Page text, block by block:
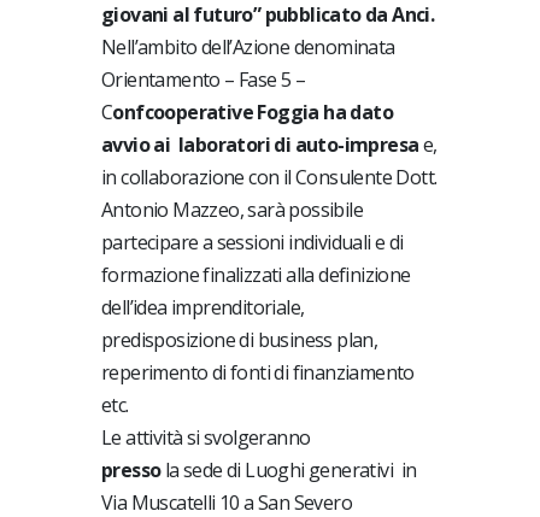
giovani al futuro” pubblicato da Anci.
Nell’ambito dell’Azione denominata
Orientamento – Fase 5 –
Confcooperative Foggia ha dato
avvio ai laboratori di auto-impresae,
in collaborazione con il Consulente Dott.
Antonio Mazzeo, sarà possibile
partecipare a sessioni individuali e di
formazione finalizzati alla definizione
dell’idea imprenditoriale,
predisposizione di business plan,
reperimento di fonti di finanziamento
etc.
Le attività si svolgeranno
pressola sede di Luoghi generativi in
Via Muscatelli 10 a San Severo